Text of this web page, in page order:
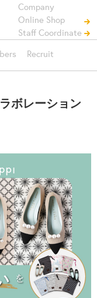
Company
Online Shop
Staff Coordinate
Recruit
ボレーション